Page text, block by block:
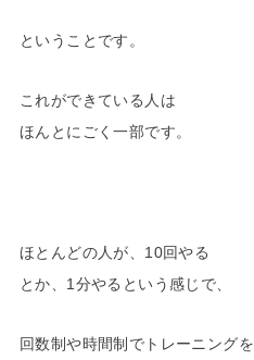
ということです。
これができている人は
ほんとにごく一部です。
ほとんどの人が、10回やる
とか、1分やるという感じで、
回数制や時間制でトレーニングを